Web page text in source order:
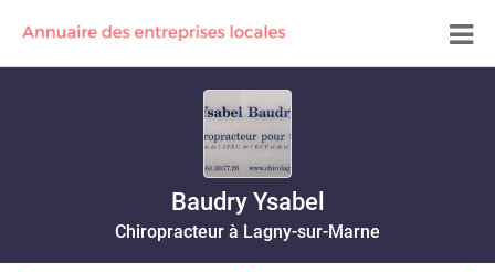
Baudry Ysabel
Chiropracteur à Lagny-sur-Marne